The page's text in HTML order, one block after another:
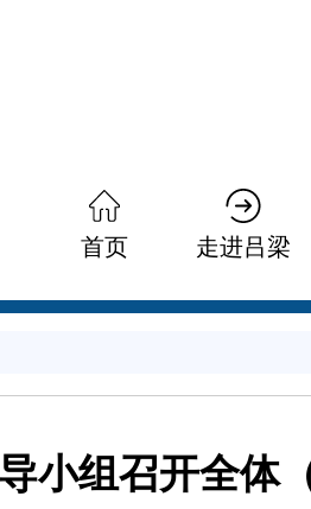
首页 走进吕梁
小组召开全体